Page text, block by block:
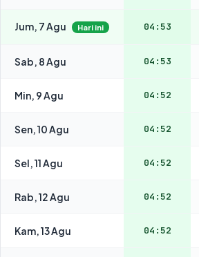
Jum, 7 Agu Hari ini 04:53
Sab, 8 Agu 04:53
Min, 9 Agu 04:52
Sen, 10 Agu 04:52
Sel, 11 Agu 04:52
Rab, 12 Agu 04:52
Kam, 13 Agu 04:52